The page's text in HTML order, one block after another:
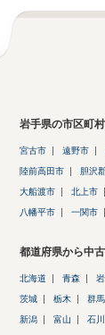
岩手県の市区町
宮古市 遠野市
陸前高田市 胆沢
大船渡市 北上市
八幡平市 一関市
都道府県から中
北海道 青森
茨城 栃木 群馬
新潟 富山 石川